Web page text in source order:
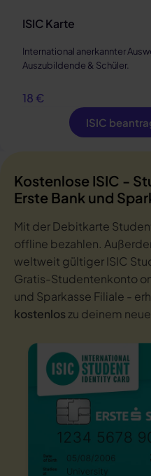
„bearbeiten“ .
Klicke auf
deine neue
Wichtig:
deines Namens auf der
genau übereinstimmt.
ISIC Karte
International anerkannter
Auszubildende & Schüler.
18 €
ISIC
Kostenlose ISIC -
Erste Bank und
Mit der Debitkarte
offline bezahlen.
weltweit gültiger ISIC
Gratis-Studentenkonto
und Sparkasse Filiale -
kostenlos zu deinem